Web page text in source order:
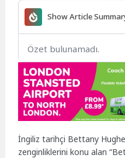
Show Article
Özet bulunamadı.
İngiliz tarihçi Bettany
zenginliklerini konu alan